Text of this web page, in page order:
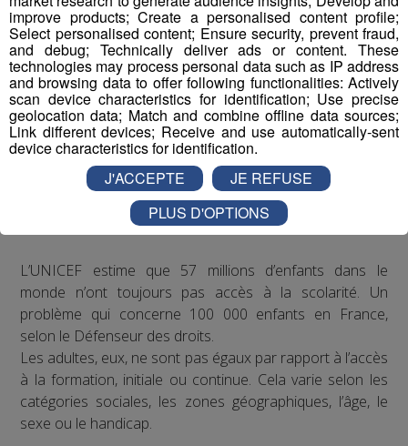
L’UNICEF estime que 57 millions d’enfants dans le
monde n’ont toujours pas accès à la scolarité. Un
problème qui concerne 100 000 enfants en France,
selon le Défenseur des droits.
Les adultes, eux, ne sont pas égaux par rapport à l’accès
à la formation, initiale ou continue. Cela varie selon les
catégories sociales, les zones géographiques, l’âge, le
sexe ou le handicap.
improve products; Create a personalised content profile;
Select personalised content; Ensure security, prevent fraud,
and debug; Technically deliver ads or content. These
technologies may process personal data such as IP address
and browsing data to offer following functionalities: Actively
scan device characteristics for identification; Use precise
geolocation data; Match and combine offline data sources;
Link different devices; Receive and use automatically-sent
device characteristics for identification.
J'ACCEPTE
JE REFUSE
PLUS D'OPTIONS